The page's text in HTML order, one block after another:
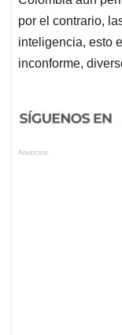
por el contrario,
inteligencia, esto
inconforme,
Anuncios.